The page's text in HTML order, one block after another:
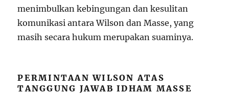
menimbulkan kebingungan dan kesulitan
komunikasi antara Wilson dan Masse, yang
masih secara hukum merupakan suaminya.
PERMINTAAN WILSON ATAS
TANGGUNG JAWAB IDHAM MASSE